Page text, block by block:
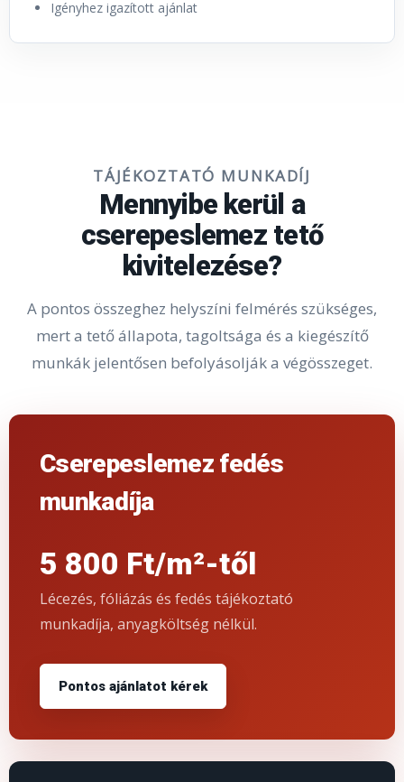
Igényhez igazított ajánlat
TÁJÉKOZTATÓ MUNKADÍJ
Mennyibe kerül a
cserepeslemez tető
kivitelezése?
A pontos összeghez helyszíni felmérés szükséges,
mert a tető állapota, tagoltsága és a kiegészítő
munkák jelentősen befolyásolják a végösszeget.
Cserepeslemez fedés
munkadíja
5 800 Ft/m²-től
Lécezés, fóliázás és fedés tájékoztató
munkadíja, anyagköltség nélkül.
Pontos ajánlatot kérek